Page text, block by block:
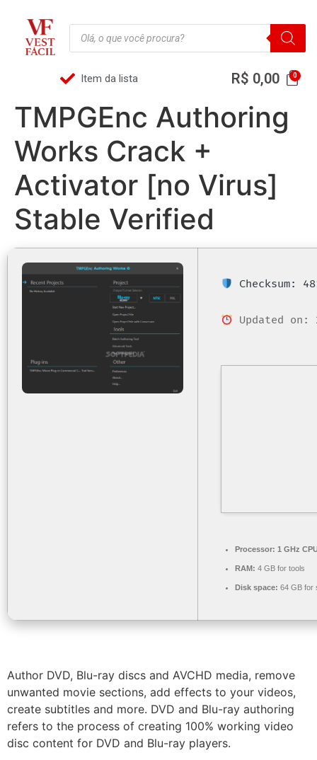
Item da lista R$ 0,00
TMPGEnc Authoring
Works Crack +
Activator [no Virus]
Stable Verified
Checksum:
Updated on:
Processor: 1 GHz
RAM: 4 GB for tools
Disk space: 64 GB for
Author DVD, Blu-ray discs and AVCHD media, remove
unwanted movie sections, add effects to your videos,
create subtitles and more. DVD and Blu-ray authoring
refers to the process of creating 100% working video
disc content for DVD and Blu-ray players.